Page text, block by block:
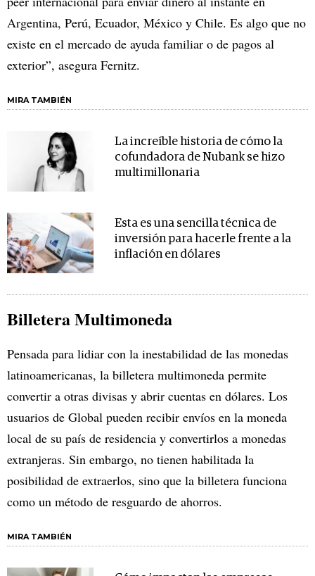
Argentina, Perú, Ecuador, México y Chile. Es algo que no
existe en el mercado de ayuda familiar o de pagos al
exterior”, asegura Fernitz.
MIRA TAMBIÉN
La increíble historia de cómo la
cofundadora de Nubank se hizo
multimillonaria
Esta es una sencilla técnica de
inversión para hacerle frente a la
inflación en dólares
Billetera Multimoneda
Pensada para lidiar con la inestabilidad de las monedas
latinoamericanas, la billetera multimoneda permite
convertir a otras divisas y abrir cuentas en dólares. Los
usuarios de Global pueden recibir envíos en la moneda
local de su país de residencia y convertirlos a monedas
extranjeras. Sin embargo, no tienen habilitada la
posibilidad de extraerlos, sino que la billetera funciona
como un método de resguardo de ahorros.
MIRA TAMBIÉN